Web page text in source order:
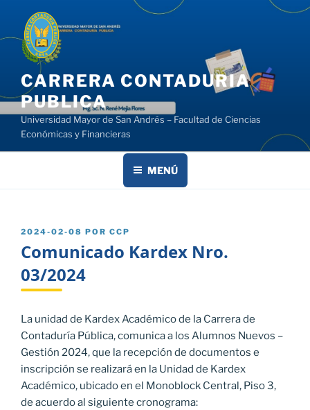
contenido
CARRERA CONTADURIA
PUBLICA
Universidad Mayor de San Andrés – Facultad de Ciencias
Económicas y Financieras
MENÚ
PUBLICADO
2024-02-08 POR CCP
Comunicado Kardex Nro.
03/2024
La unidad de Kardex Académico de la Carrera de
Contaduría Pública, comunica a los Alumnos Nuevos –
Gestión 2024, que la recepción de documentos e
inscripción se realizará en la Unidad de Kardex
Académico, ubicado en el Monoblock Central, Piso 3,
de acuerdo al siguiente cronograma: